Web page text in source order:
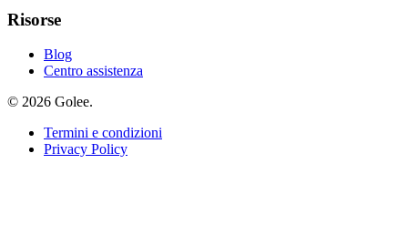
Risorse
Blog
Centro assistenza
© 2026 Golee.
Termini e condizioni
Privacy Policy